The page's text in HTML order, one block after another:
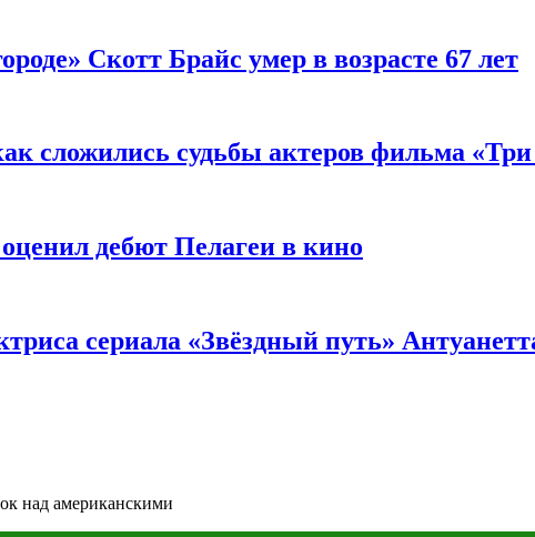
Скотт Брайс умер в возрасте 67 лет
сложились судьбы актеров фильма
дебют Пелагеи в кино
сериала «Звёздный путь»
над американскими